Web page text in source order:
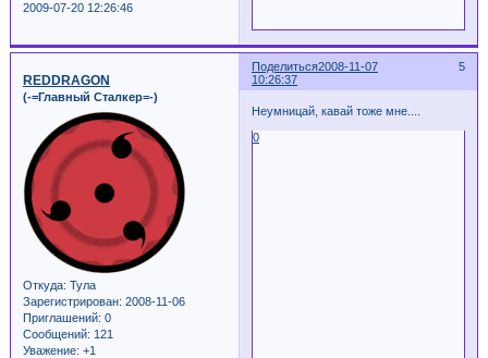
2009-07-20 12:26:46
Поделиться 5
2008-11-07
10:26:37
REDDRAGON
(-=Главный Сталкер=-)
Откуда: Тула
Зарегистрирован: 2008-11-06
Приглашений: 0
Сообщений: 121
Уважение: +1
Неумницай, кавай тоже мне....
0